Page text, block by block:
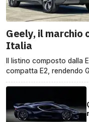
Geely, il marchio
Italia
Il listino composto dalla
compatta E2, rendendo